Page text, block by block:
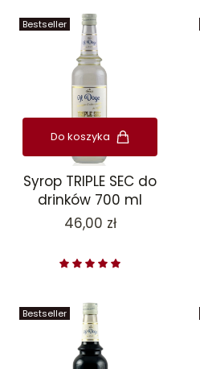
Bestseller
Do koszyka
Syrop TRIPLE SEC do
drinków 700 ml
Cena
46,00 zł
Bestseller